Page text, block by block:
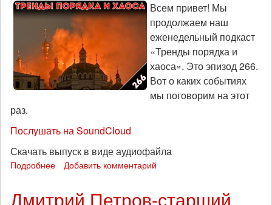
Всем привет! Мы
продолжаем наш
еженедельный подкаст
«Тренды порядка и
хаоса». Это эпизод 266.
Вот о каких событиях
мы поговорим на этот
раз.
Послушать на SoundCloud
Скачать выпуск в виде аудиофайла
Подробнее
«Тренды
Добавить комментарий
Дмитрий Петров-старший